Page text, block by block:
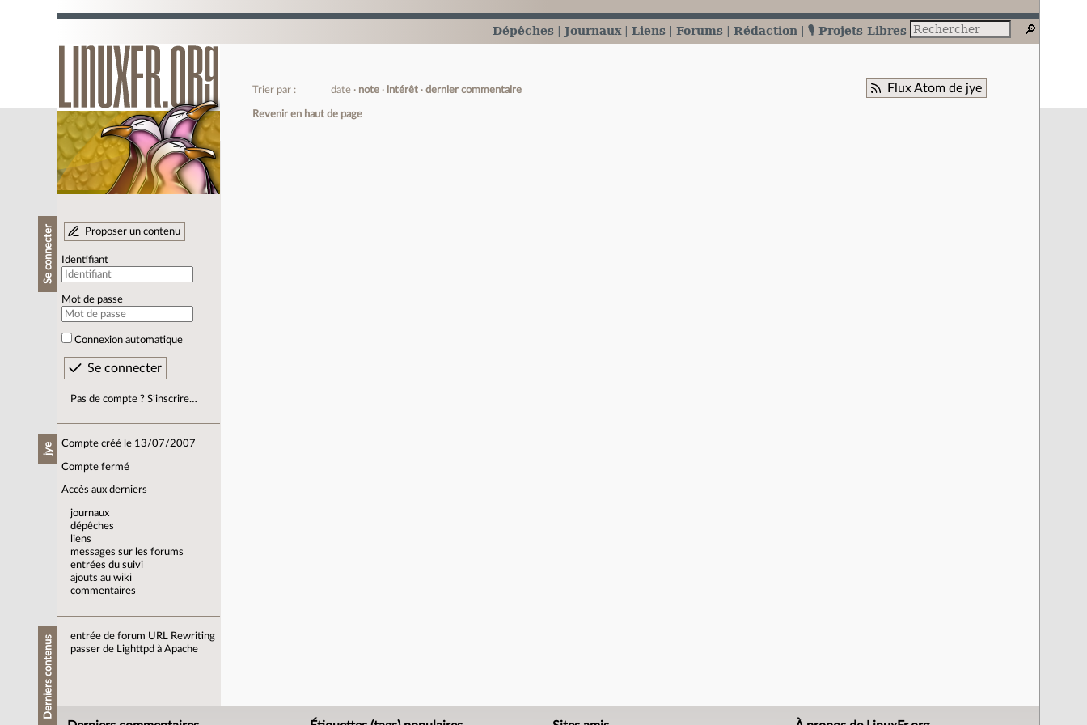
Dépêches Journaux Liens Forums Rédaction 🎙️ Projets Libres
Se connecter Proposer un contenu
Identifiant
Mot de passe
Connexion automatique
Pas de compte ? S’inscrire…
jye Compte créé le 13/07/2007
Compte fermé
Accès aux derniers
journaux
dépêches
liens
messages sur les forums
entrées du suivi
ajouts au wiki
commentaires
Derniers contenus entrée de forum URL Rewriting
passer de Lighttpd à Apache
Flux Atom de jye
Trier par : date note intérêt dernier commentaire
Revenir en haut de page